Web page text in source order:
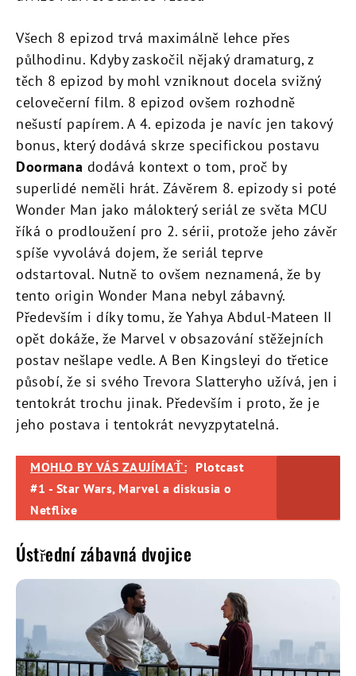
Všech 8 epizod trvá maximálně lehce přes
půlhodinu. Kdyby zaskočil nějaký dramaturg, z
těch 8 epizod by mohl vzniknout docela svižný
celovečerní film. 8 epizod ovšem rozhodně
nešustí papírem. A 4. epizoda je navíc jen takový
bonus, který dodává skrze specifickou postavu
Doormana dodává kontext o tom, proč by
superlidé neměli hrát. Závěrem 8. epizody si poté
Wonder Man jako málokterý seriál ze světa MCU
říká o prodloužení pro 2. sérii, protože jeho závěr
spíše vyvolává dojem, že seriál teprve
odstartoval. Nutně to ovšem neznamená, že by
tento origin Wonder Mana nebyl zábavný.
Především i díky tomu, že Yahya Abdul-Mateen II
opět dokáže, že Marvel v obsazování stěžejních
postav nešlape vedle. A Ben Kingsleyi do třetice
působí, že si svého Trevora Slatteryho užívá, jen i
tentokrát trochu jinak. Především i proto, že je
jeho postava i tentokrát nevyzpytatelná.
MOHLO BY VÁS ZAUJÍMAŤ: Plotcast
#1 - Star Wars, Marvel a diskusia o
Netflixe
Ústřední zábavná dvojice